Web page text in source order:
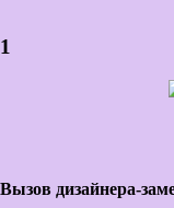
1
Вызов дизайнера-